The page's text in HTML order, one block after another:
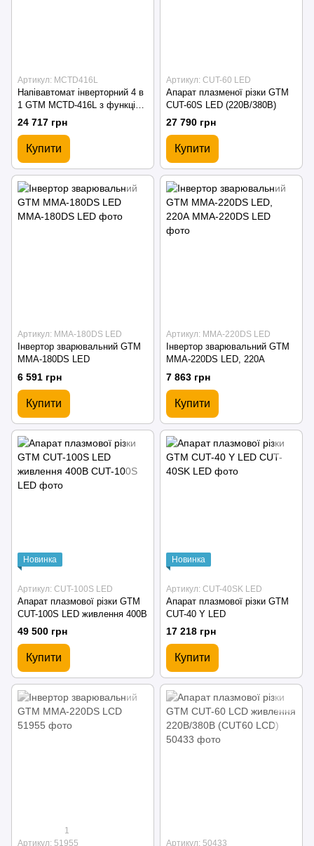
Артикул: MCTD416L
Напівавтомат інверторний 4 в
1 GTM MCTD-416L з функцією
плазморізу (MCTD-416L)
24 717 грн
Купити
Артикул: CUT-60 LED
Апарат плазменої різки GTM
CUT-60S LED (220В/380В)
27 790 грн
Купити
Артикул: MMA-180DS LED
Інвертор зварювальний GTM
MMA-180DS LED
6 591 грн
Купити
Артикул: MMA-220DS LED
Інвертор зварювальний GTM
MMA-220DS LED, 220А
7 863 грн
Купити
Новинка
Артикул: CUT-100S LED
Апарат плазмової різки GTM
CUT-100S LED живлення 400В
49 500 грн
Купити
Новинка
Артикул: CUT-40SK LED
Апарат плазмової різки GTM
CUT-40 Y LED
17 218 грн
Купити
1
Артикул: 51955
Артикул: 50433